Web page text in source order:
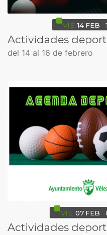
VIE 14 FEB
Actividades
del 14 al 16 de febrero
VIE 07 FEB
Actividades